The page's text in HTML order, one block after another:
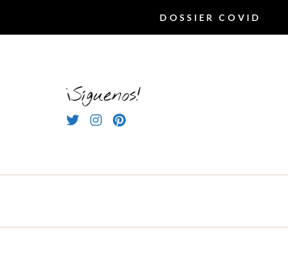
DOSSIER COVID
¡Síguenos!